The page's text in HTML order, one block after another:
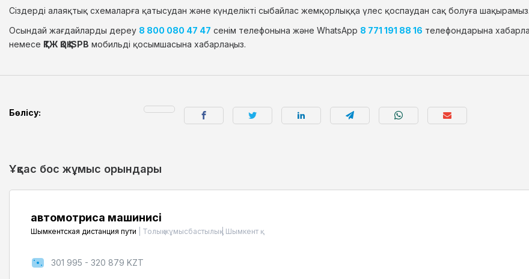
Сіздерді алаяқтық схемаларға қатысудан және күнделікті сыбайлас жемқорлыққа үлес қоспаудан сақ болуға шақырамыз.
Осындай жағдайларды дереу 8 800 080 47 47 сенім телефонына және WhatsApp 8 771 191 88 16 телефондарына
немесе ҚТЖ ҚОҚ ISPB мобильді қосымшасына хабарлаңыз.
Бөлісу:
Ұқсас бос жұмыс орындары
автомотриса машинисі
Шымкентская дистанция пути Толық жұмысбастылық | Шымкент қ.
301 995 - 320 879 KZT